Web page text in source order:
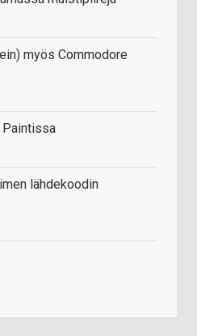
myös Commodore
Paintissa
lähdekoodin